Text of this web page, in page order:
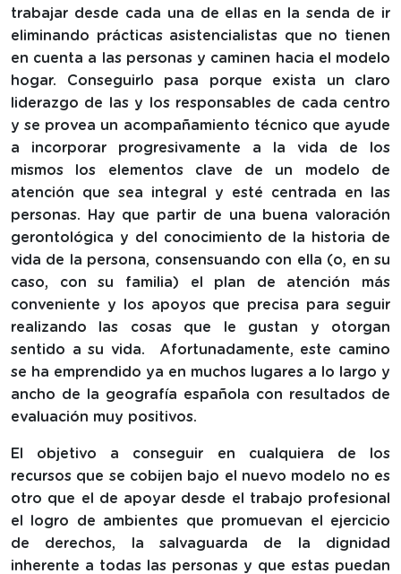
trabajar desde cada una de ellas en la senda de ir
eliminando prácticas asistencialistas que no tienen
en cuenta a las personas y caminen hacia el modelo
hogar. Conseguirlo pasa porque exista un claro
liderazgo de las y los responsables de cada centro
y se provea un acompañamiento técnico que ayude
a incorporar progresivamente a la vida de los
mismos los elementos clave de un modelo de
atención que sea integral y esté centrada en las
personas. Hay que partir de una buena valoración
gerontológica y del conocimiento de la historia de
vida de la persona, consensuando con ella (o, en su
caso, con su familia) el plan de atención más
conveniente y los apoyos que precisa para seguir
realizando las cosas que le gustan y otorgan
sentido a su vida. Afortunadamente, este camino
se ha emprendido ya en muchos lugares a lo largo y
ancho de la geografía española con resultados de
evaluación muy positivos.
El objetivo a conseguir en cualquiera de los
recursos que se cobijen bajo el nuevo modelo no es
otro que el de apoyar desde el trabajo profesional
el logro de ambientes que promuevan el ejercicio
de derechos, la salvaguarda de la dignidad
inherente a todas las personas y que estas puedan